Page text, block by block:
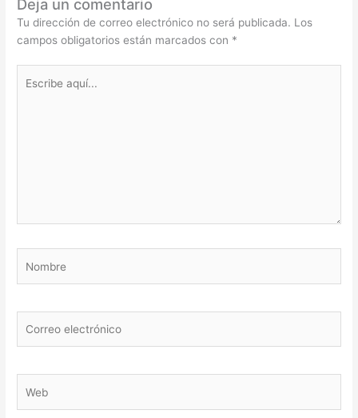
Deja un comentario
Tu dirección de correo electrónico no será publicada. Los
campos obligatorios están marcados con *
aquí...
electrónico